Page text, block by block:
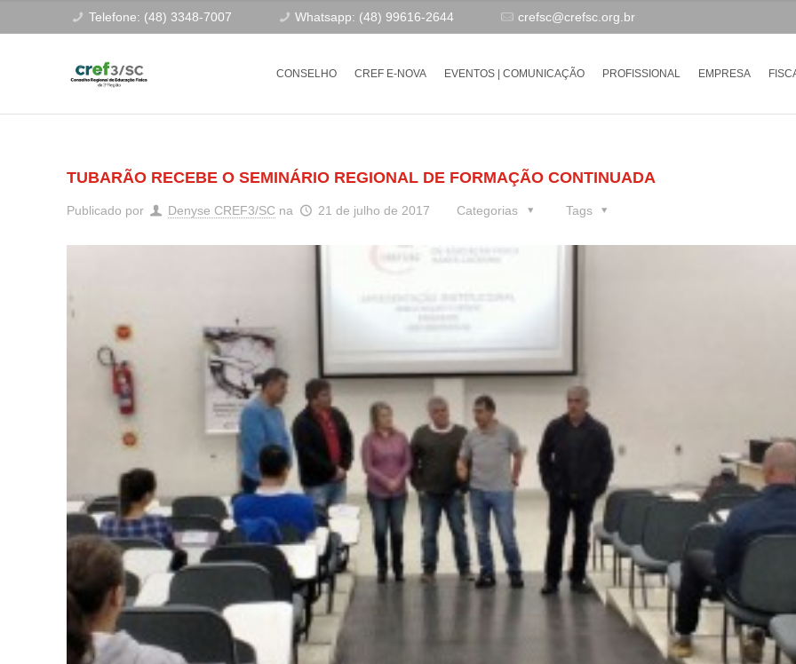
Telefone: (48) 3348-7007 Whatsapp: (48) 99616-2644 crefsc@crefsc.org.br
CONSELHO CREF E-NOVA EVENTOS | COMUNICAÇÃO PROFISSIONAL EMPRESA
TUBARÃO RECEBE O SEMINÁRIO REGIONAL DE FORMAÇÃO CONTINUADA
Publicado por Denyse CREF3/SC na 21 de julho de 2017 Categorias Tags